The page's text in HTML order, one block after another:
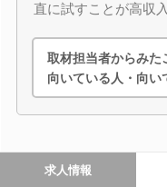
直に試すことが高収
取材担当者からみた
向いている人・向い
求人情報